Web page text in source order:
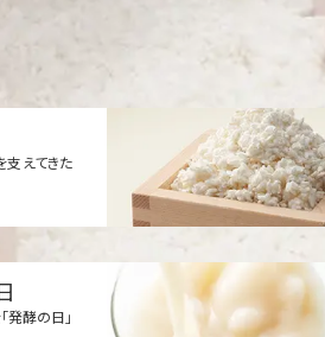
えてきた
発酵の日」